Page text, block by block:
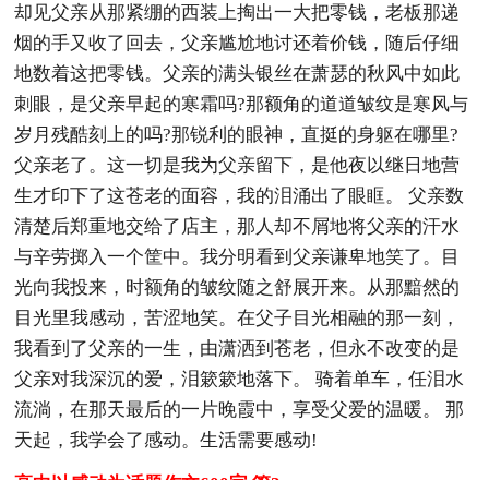
却见父亲从那紧绷的西装上掏出一大把零钱，老板那递
烟的手又收了回去，父亲尴尬地讨还着价钱，随后仔细
地数着这把零钱。父亲的满头银丝在萧瑟的秋风中如此
刺眼，是父亲早起的寒霜吗?那额角的道道皱纹是寒风与
岁月残酷刻上的吗?那锐利的眼神，直挺的身躯在哪里?
父亲老了。这一切是我为父亲留下，是他夜以继日地营
生才印下了这苍老的面容，我的泪涌出了眼眶。 父亲数
清楚后郑重地交给了店主，那人却不屑地将父亲的汗水
与辛劳掷入一个筐中。我分明看到父亲谦卑地笑了。目
光向我投来，时额角的皱纹随之舒展开来。从那黯然的
目光里我感动，苦涩地笑。在父子目光相融的那一刻，
我看到了父亲的一生，由潇洒到苍老，但永不改变的是
父亲对我深沉的爱，泪簌簌地落下。 骑着单车，任泪水
流淌，在那天最后的一片晚霞中，享受父爱的温暖。 那
天起，我学会了感动。生活需要感动!